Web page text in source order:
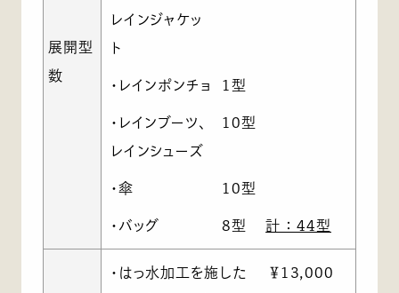
展開型
数
計 ： 44型
レインジャケッ
ト
・レインポンチョ 1型
・レインブーツ、
レインシューズ
10型
・傘 10型
・バッグ 8型
・はっ水加工を施した
￥13,000